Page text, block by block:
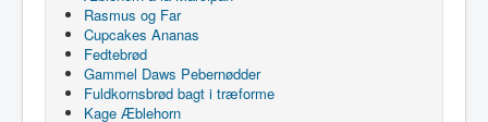
Rasmus og Far
Cupcakes Ananas
Fedtebrød
Gammel Daws Pebernødder
Fuldkornsbrød bagt i træforme
Kage Æblehorn